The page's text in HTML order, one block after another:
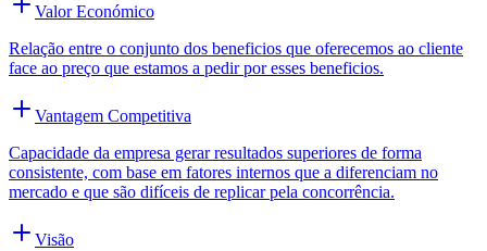
Valor Económico
Relação entre o conjunto dos beneficios que oferecemos ao cliente
face ao preço que estamos a pedir por esses beneficios.
Vantagem Competitiva
Capacidade da empresa gerar resultados superiores de forma
consistente, com base em fatores internos que a diferenciam no
mercado e que são difíceis de replicar pela concorrência.
Visão